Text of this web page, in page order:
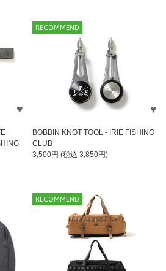
RECOMMEND
BOBBIN KNOT TOOL - IRIE FISHING
CLUB
3,500円 (税込 3,850円)
RECOMMEND